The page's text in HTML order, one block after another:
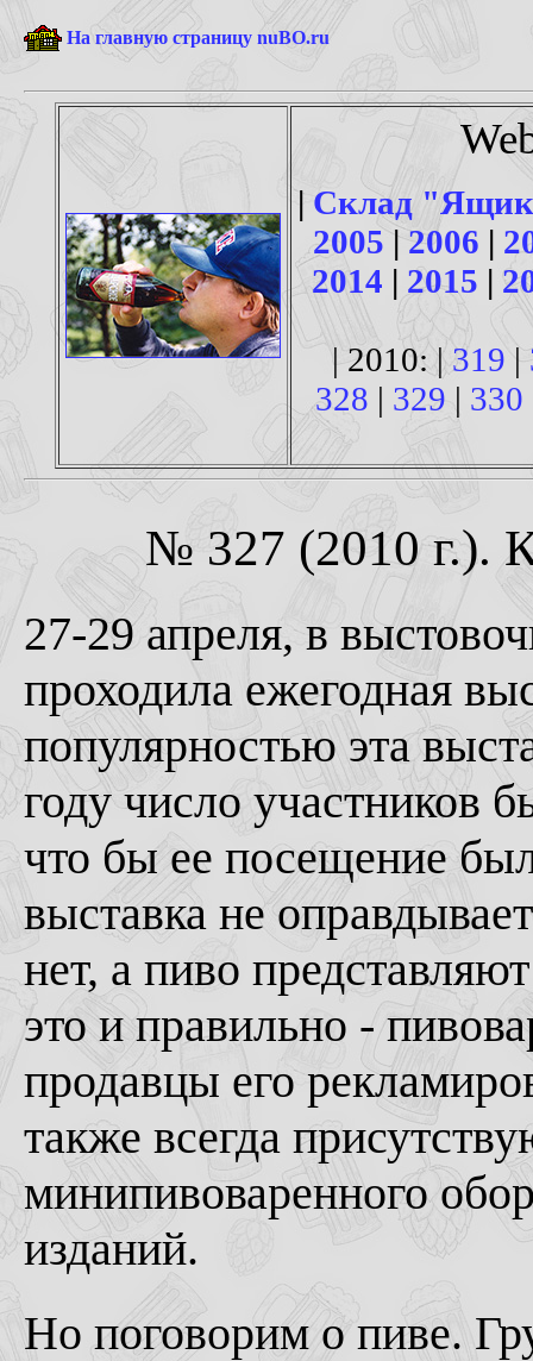
На главную страницу nuBO.ru
| Склад
2005|2006 |
2014 | 2015 |
| 2010: |319 |
328 | 329 | 330
№ 327 (2010 г.).
27-29 апреля, в
проходила ежегодная
популярностью эта
году число участников
что бы ее посещение
выставка не
нет, а пиво
это и правильно -
продавцы его
также всегда
минипивоваренного
изданий.
Но поговорим о пиве.